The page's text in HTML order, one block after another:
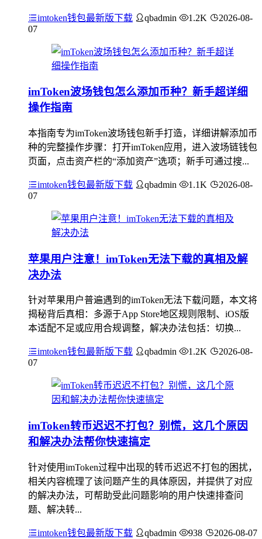
imtoken钱包最新版下载 qbadmin 1.2K
2026-08-
07
imToken波场钱包怎么添加币种？新手超详细
操作指南
本指南专为imToken波场钱包新手打造，详细讲解添加币
种的完整操作步骤：打开imToken应用，进入波场链钱包
页面，点击资产栏的“添加资产”选项；新手可通过搜...
imtoken钱包最新版下载 qbadmin 1.1K
2026-08-
07
苹果用户注意！imToken无法下载的真相及解
决办法
针对苹果用户普遍遇到的imToken无法下载问题，本文将
揭秘背后真相：多源于App Store地区规则限制、iOS版
本适配不足或应用合规调整，解决办法包括：切换...
imtoken钱包最新版下载 qbadmin 1.2K
2026-08-
07
imToken转币迟迟不打包？别慌，这几个原因
和解决办法帮你快速搞定
针对使用imToken过程中出现的转币迟迟不打包的困扰，
相关内容梳理了该问题产生的具体原因，并提供了对应
的解决办法，可帮助受此问题影响的用户快速排查问
题、解决转...
imtoken钱包最新版下载 qbadmin 938 2026-08-07